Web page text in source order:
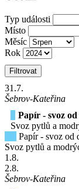
Typ události
Místo
Měsíc
Rok
Filtrovat
31 .7.
Šebrov-Kateřina
Papír - svoz
Svoz pytlů a
Papír - svoz od
Svoz pytlů a
1 .8.
2.8.
Šebrov-Kateřina